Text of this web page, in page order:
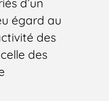
égard au
des
des